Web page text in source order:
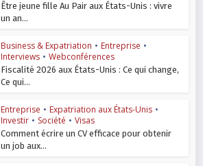
Être jeune fille Au Pair aux États-Unis : vivre
un an...
Business & Expatriation • Entreprise •
Interviews • Webconférences
Fiscalité 2026 aux États-Unis : Ce qui change,
Ce qui...
Entreprise • Expatriation aux États-Unis •
Investir • Société • Visas
Comment écrire un CV efficace pour obtenir
un job aux...